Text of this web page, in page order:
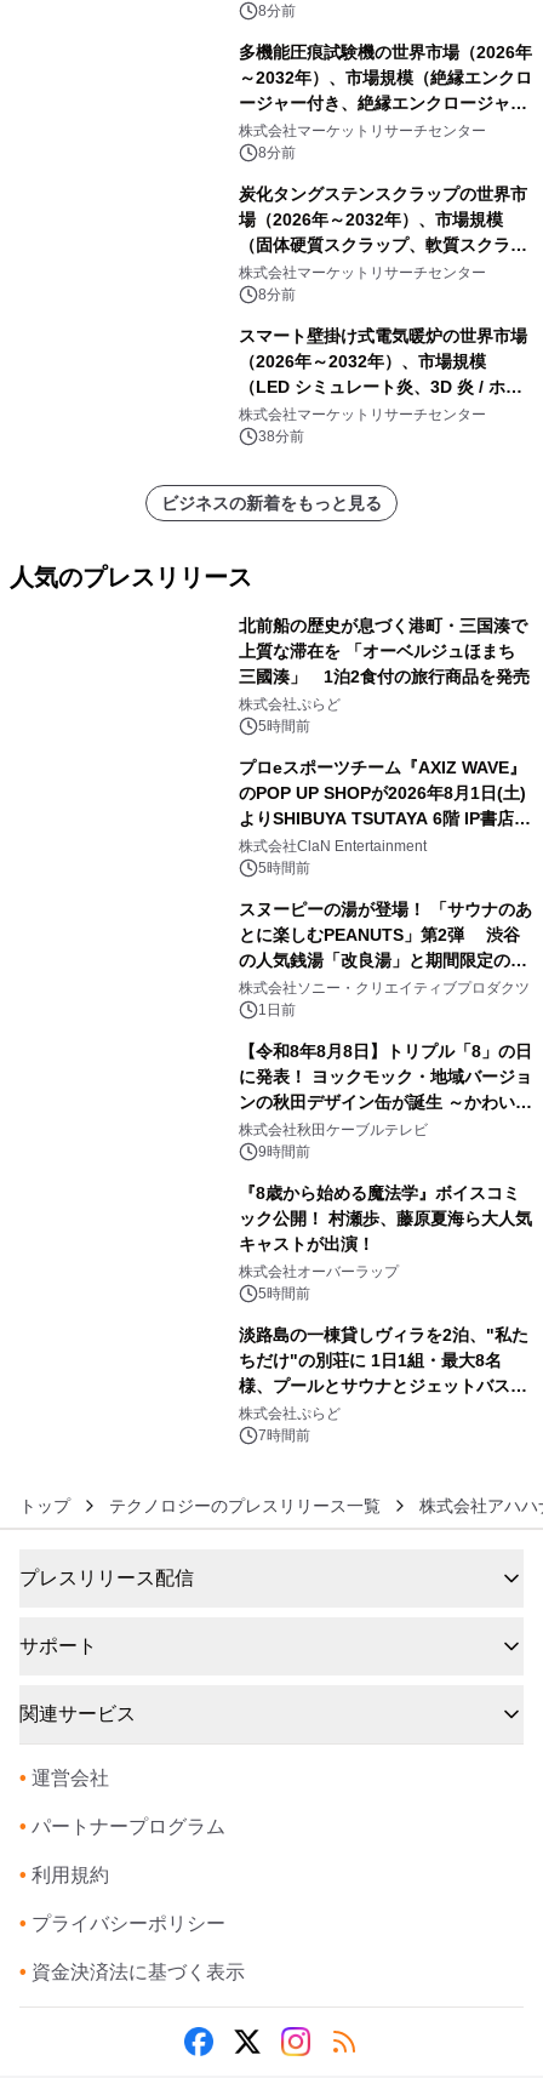
1000A グレード）・分析レポートを発
8分前
多機能圧痕試験機の世界市場（2026年
～2032年）、市場規模（絶縁エンクロ
ージャー付き、絶縁エンクロージャー
なし）・分析レポートを発表
株式会社マーケットリサーチセンター
8分前
炭化タングステンスクラップの世界市
場（2026年～2032年）、市場規模
（固体硬質スクラップ、軟質スクラッ
プ、削りくず、研削スラッジ、フィル
ター媒体、微粉、オーバースプレー、
混合汚染スクラップ）・分析レポート
を発表
株式会社マーケットリサーチセンター
8分前
スマート壁掛け式電気暖炉の世界市場
（2026年～2032年）、市場規模
（LED シミュレート炎、3D 炎 / ホロ
グラフィック効果、水ミスト炎）・分
析レポートを発表
株式会社マーケットリサーチセンター
38分前
ビジネスの新着をもっと見る
人気のプレスリリース
北前船の歴史が息づく港町・三国湊で
上質な滞在を 「オーベルジュほまち
三國湊」 1泊2食付の旅行商品を発売
株式会社ぷらど
5時間前
プロeスポーツチーム『AXIZ WAVE』
のPOP UP SHOPが2026年8月1日(土)
よりSHIBUYA TSUTAYA 6階 IP書店で
開催決定！！
株式会社ClaN Entertainment
5時間前
スヌーピーの湯が登場！ 「サウナのあ
とに楽しむPEANUTS」第2弾 渋谷
の人気銭湯「改良湯」と期間限定のコ
ラボレーション サウナイキタイコラ
ボグッズも発売決定！
株式会社ソニー・クリエイティブプロダクツ
1日前
【令和8年8月8日】トリプル「8」の日
に発表！ ヨックモック・地域バージョ
ンの秋田デザイン缶が誕生 ～かわいい
秋田犬の子犬と秋田の四季と名所を巡
るパッケージ～ 9月1日(火)秋田県内で
株式会社秋田ケーブルテレビ
9時間前
『8歳から始める魔法学』ボイスコミ
ック公開！ 村瀬歩、藤原夏海ら大人気
キャストが出演！
株式会社オーバーラップ
5時間前
淡路島の一棟貸しヴィラを2泊、"私た
ちだけ"の別荘に 1日1組・最大8名
様、プールとサウナとジェットバス付
きで Villa Mon Temps AWAJIの連泊
素泊りプラン
株式会社ぷらど
7時間前
トップ テクノロジーのプレスリリース一覧 株式会社アハハ
プレスリリース配信
サポート
関連サービス
• 運営会社
• パートナープログラム
• 利用規約
• プライバシーポリシー
• 資金決済法に基づく表示